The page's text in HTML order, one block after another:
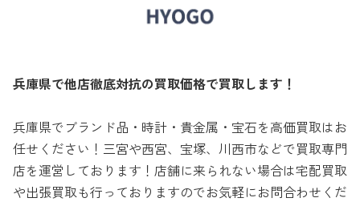
兵庫県で他店徹底対抗の買取価格で買取します！
兵庫県でブランド品・時計・貴金属・宝石を高価買取はお
任せください！三宮や西宮、宝塚、川西市などで買取専門
店を運営しております！店舗に来られない場合は宅配買取
や出張買取も行っておりますのでお気軽にお問合わせくだ